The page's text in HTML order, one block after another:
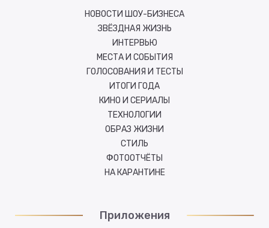
НОВОСТИ ШОУ-БИЗНЕСА
ЗВЁЗДНАЯ ЖИЗНЬ
ИНТЕРВЬЮ
МЕСТА И СОБЫТИЯ
ГОЛОСОВАНИЯ И ТЕСТЫ
ИТОГИ ГОДА
КИНО И СЕРИАЛЫ
ТЕХНОЛОГИИ
ОБРАЗ ЖИЗНИ
СТИЛЬ
ФОТООТЧЁТЫ
НА КАРАНТИНЕ
Приложения